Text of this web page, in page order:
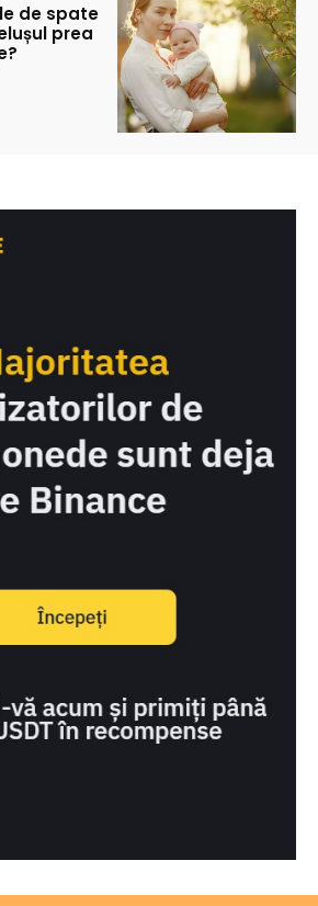
de spate
prea